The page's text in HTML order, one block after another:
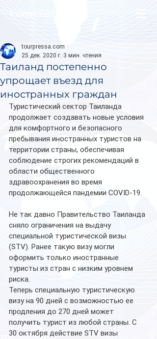
Таиланд постепенно
упрощает въезд для
иностранных граждан
tourpressa.com
25 дек. 2020 г. 3 мин. чтения
Туристический сектор Таиланда
продолжает создавать новые условия
для комфортного и безопасного
пребывания иностранных туристов на
территории страны, обеспечивая
соблюдение строгих рекомендаций в
области общественного
здравоохранения во время
продолжающейся пандемии COVID-19.
Не так давно Правительство Таиланда
сняло ограничения на выдачу
специальной туристической визы
(STV). Ранее такую визу могли
оформить только иностранные
туристы из стран с низким уровнем
риска.
Теперь специальную туристическую
визу на 90 дней с возможностью ее
продления до 270 дней может
получить турист из любой страны. С
30 октября действие STV визы